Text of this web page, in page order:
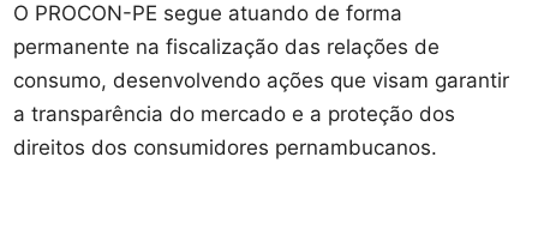
O PROCON-PE segue atuando de forma
permanente na fiscalização das relações de
consumo, desenvolvendo ações que visam garantir
a transparência do mercado e a proteção dos
direitos dos consumidores pernambucanos.